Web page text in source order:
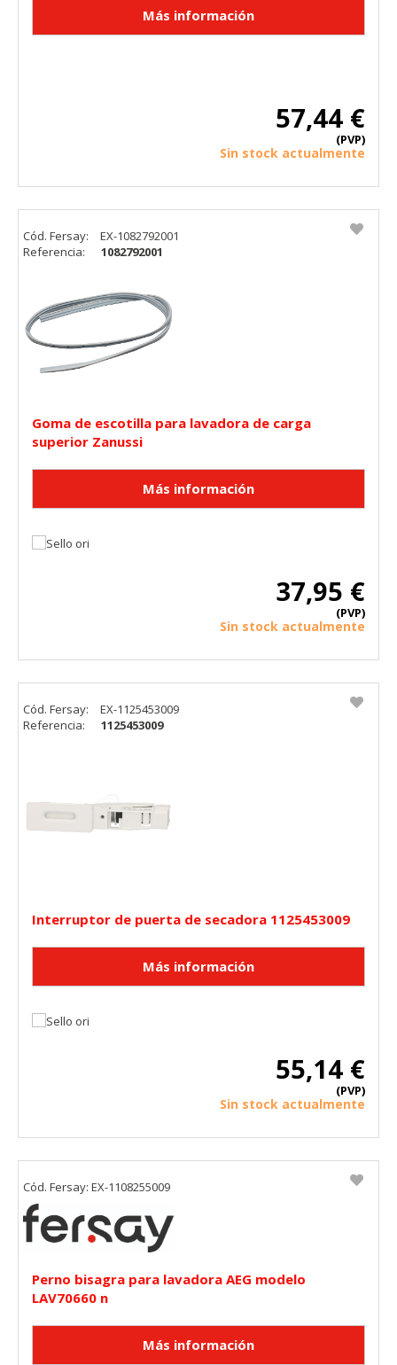
57,44 €
(PVP)
Sin stock actualmente
Goma de escotilla para lavadora de carga
superior Zanussi
37,95 €
(PVP)
Sin stock actualmente
Cód. Fersay:
EX-1082792001
Referencia:
1082792001
Interruptor de puerta de secadora 1125453009
55,14 €
(PVP)
Sin stock actualmente
Cód. Fersay:
EX-1125453009
Referencia:
1125453009
Perno bisagra para lavadora AEG modelo
LAV70660 n
Cód. Fersay: EX-1108255009